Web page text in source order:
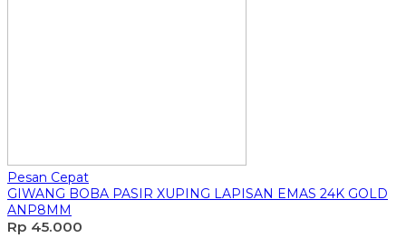
Pesan Cepat
GIWANG BOBA PASIR XUPING LAPISAN EMAS 24K GOLD
ANP8MM
Rp 45.000